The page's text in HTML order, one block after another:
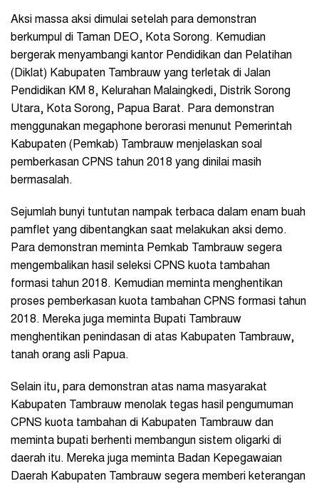
Aksi massa aksi dimulai setelah para demonstran
berkumpul di Taman DEO, Kota Sorong. Kemudian
bergerak menyambangi kantor Pendidikan dan Pelatihan
(Diklat) Kabupaten Tambrauw yang terletak di Jalan
Pendidikan KM 8, Kelurahan Malaingkedi, Distrik Sorong
Utara, Kota Sorong, Papua Barat. Para demonstran
menggunakan megaphone berorasi menunut Pemerintah
Kabupaten (Pemkab) Tambrauw menjelaskan soal
pemberkasan CPNS tahun 2018 yang dinilai masih
bermasalah.
Sejumlah bunyi tuntutan nampak terbaca dalam enam buah
pamflet yang dibentangkan saat melakukan aksi demo.
Para demonstran meminta Pemkab Tambrauw segera
mengembalikan hasil seleksi CPNS kuota tambahan
formasi tahun 2018. Kemudian meminta menghentikan
proses pemberkasan kuota tambahan CPNS formasi tahun
2018. Mereka juga meminta Bupati Tambrauw
menghentikan penindasan di atas Kabupaten Tambrauw,
tanah orang asli Papua.
Selain itu, para demonstran atas nama masyarakat
Kabupaten Tambrauw menolak tegas hasil pengumuman
CPNS kuota tambahan di Kabupaten Tambrauw dan
meminta bupati berhenti membangun sistem oligarki di
daerah itu. Mereka juga meminta Badan Kepegawaian
Daerah Kabupaten Tambrauw segera memberi keterangan